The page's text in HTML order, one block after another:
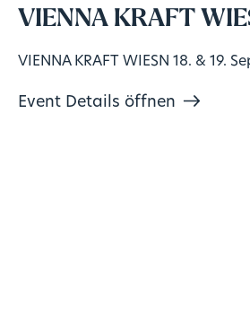
VIENNA KRAFT
VIENNA KRAFT WIESN 18. & 19.
Event Details öffnen